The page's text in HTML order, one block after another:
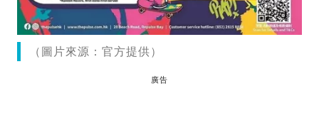
（圖片來源：官方提供）
廣告